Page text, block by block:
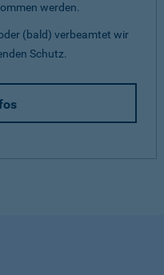
werden.
(bald) verbeamtet wir
Schutz.